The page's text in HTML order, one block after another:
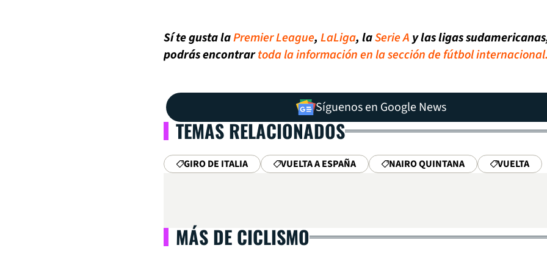
Sí te gusta laPremier League, LaLiga, laSerie Ay las ligas
podrás encontrartoda la información en la sección de fútbol
Síguenos en Google News
TEMAS RELACIONADOS
GIRO DE ITALIA VUELTA A ESPAÑA NAIRO QUINTANA VUELTA
MÁS DE CICLISMO